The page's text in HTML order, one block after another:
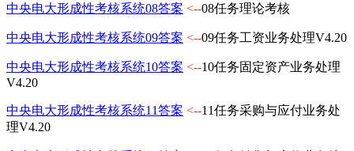
中央电大形成性考核系统08答案 <--08任务理论考核
中央电大形成性考核系统09答案 <--09任务工资业务处理V4.20
中央电大形成性考核系统10答案 <--10任务固定资产业务处理
V4.20
中央电大形成性考核系统11答案 <--11任务采购与应付业务处
理V4.20